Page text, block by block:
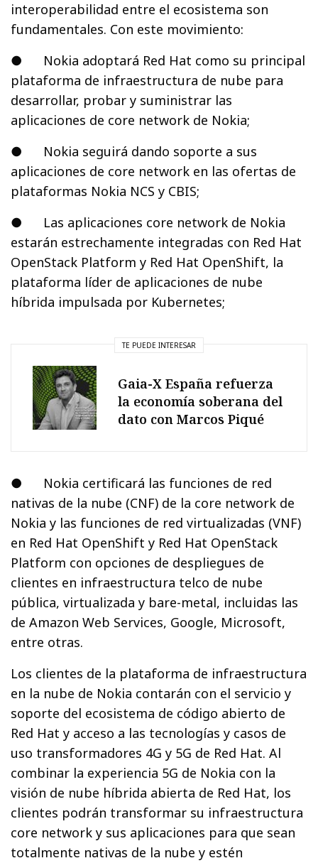
interoperabilidad entre el ecosistema son
fundamentales. Con este movimiento:
● Nokia adoptará Red Hat como su principal
plataforma de infraestructura de nube para
desarrollar, probar y suministrar las
aplicaciones de core network de Nokia;
● Nokia seguirá dando soporte a sus
aplicaciones de core network en las ofertas de
plataformas Nokia NCS y CBIS;
● Las aplicaciones core network de Nokia
estarán estrechamente integradas con Red Hat
OpenStack Platform y Red Hat OpenShift, la
plataforma líder de aplicaciones de nube
híbrida impulsada por Kubernetes;
TE PUEDE INTERESAR
Gaia-X España refuerza
la economía soberana del
dato con Marcos Piqué
● Nokia certificará las funciones de red
nativas de la nube (CNF) de la core network de
Nokia y las funciones de red virtualizadas (VNF)
en Red Hat OpenShift y Red Hat OpenStack
Platform con opciones de despliegues de
clientes en infraestructura telco de nube
pública, virtualizada y bare-metal, incluidas las
de Amazon Web Services, Google, Microsoft,
entre otras.
Los clientes de la plataforma de infraestructura
en la nube de Nokia contarán con el servicio y
soporte del ecosistema de código abierto de
Red Hat y acceso a las tecnologías y casos de
uso transformadores 4G y 5G de Red Hat. Al
combinar la experiencia 5G de Nokia con la
visión de nube híbrida abierta de Red Hat, los
clientes podrán transformar su infraestructura
core network y sus aplicaciones para que sean
totalmente nativas de la nube y estén